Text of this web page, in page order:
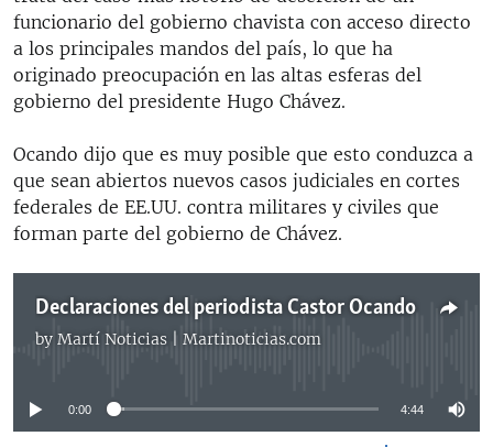
funcionario del gobierno chavista con acceso directo
a los principales mandos del país, lo que ha
originado preocupación en las altas esferas del
gobierno del presidente Hugo Chávez.
Ocando dijo que es muy posible que esto conduzca a
que sean abiertos nuevos casos judiciales en cortes
federales de EE.UU. contra militares y civiles que
forman parte del gobierno de Chávez.
Declaraciones del periodista Castor Ocando
by Martí Noticias | Martinoticias.com
No media source currently available
0:00 4:44